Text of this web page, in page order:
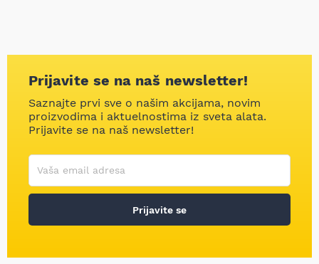
Prijavite se na naš newsletter!
Saznajte prvi sve o našim akcijama, novim
proizvodima i aktuelnostima iz sveta alata.
Prijavite se na naš newsletter!
Korisničko ime
Vaša email adresa
Prijavite se